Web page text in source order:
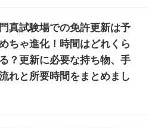
真試験場での免許更新は予
ちゃ進化！時間はどれくら
？更新に必要な持ち物、手
れと所要時間をまとめまし